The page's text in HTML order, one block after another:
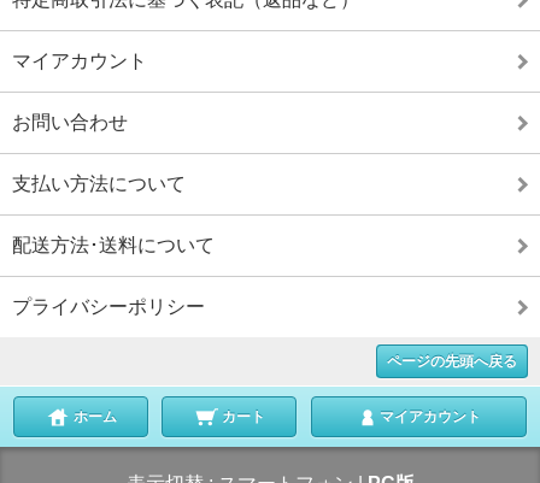
マイアカウント
お問い合わせ
支払い方法について
配送方法･送料について
プライバシーポリシー
ページの先頭へ戻る
ホーム カート マイアカウント